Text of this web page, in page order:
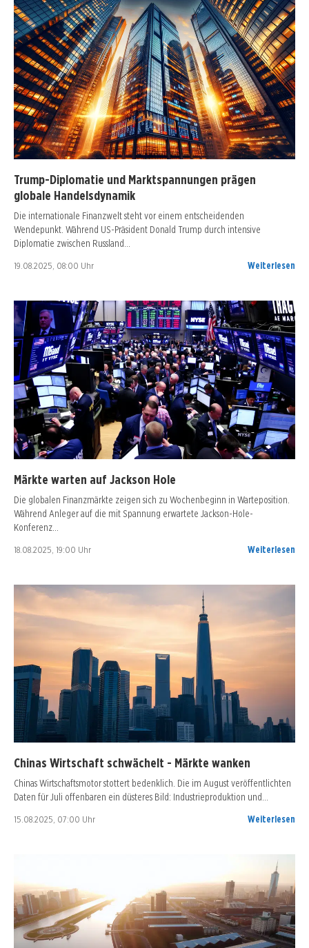
Trump-Diplomatie und Marktspannungen prägen
globale Handelsdynamik
Die internationale Finanzwelt steht vor einem entscheidenden
Wendepunkt. Während US-Präsident Donald Trump durch intensive
Diplomatie zwischen Russland…
19.08.2025, 08:00 Uhr Weiterlesen
Märkte warten auf Jackson Hole
Die globalen Finanzmärkte zeigen sich zu Wochenbeginn in Warteposition.
Während Anleger auf die mit Spannung erwartete Jackson-Hole-
Konferenz…
18.08.2025, 19:00 Uhr Weiterlesen
Chinas Wirtschaft schwächelt - Märkte wanken
Chinas Wirtschaftsmotor stottert bedenklich. Die im August veröffentlichten
Daten für Juli offenbaren ein düsteres Bild: Industrieproduktion und…
15.08.2025, 07:00 Uhr Weiterlesen